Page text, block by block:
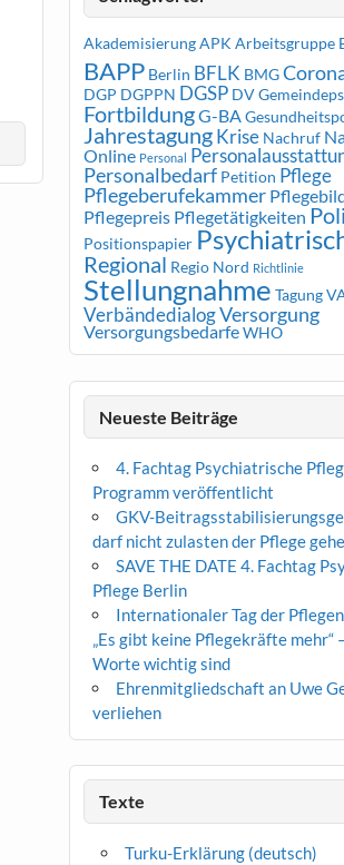
Akademisierung APK Arbeitsgruppe
BAPP Berlin BFLK BMG
DGP DGPPN DGSP DV
FortbildungG-BA
JahrestagungKrise Nachruf
Online Personal
Personalbedarf Petition Pflege
Pflegeberufekammer
Pflegepreis Pflegetätigkeiten
Positionspapier
Regional Regio Nord Richtlinie
Stellungnahme Tagung
VerbändedialogVersorgung
Versorgungsbedarfe WHO
Neueste Beiträge
4. Fachtag Psychiatrische
Programm veröffentlicht
GKV-
darf nicht zulasten der Pflege
SAVE THE DATE 4. Fachtag
Pflege Berlin
Internationaler Tag der
„Es gibt keine Pflegekräfte mehr“
Worte wichtig sind
Ehrenmitgliedschaft an Uwe
verliehen
Texte
Turku-Erklärung (deutsch)